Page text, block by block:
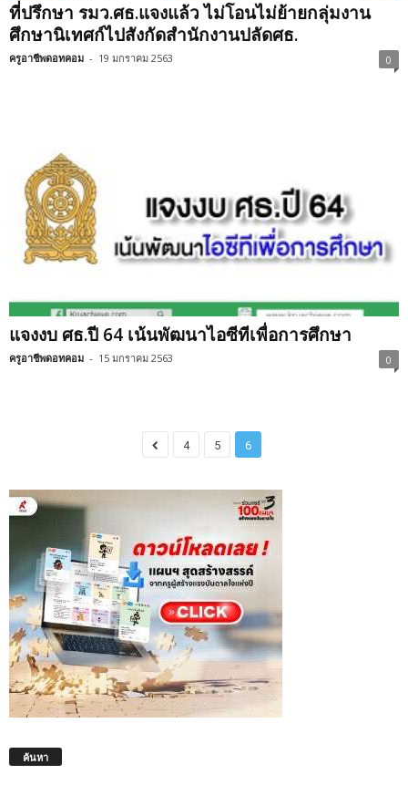
ที่ปรึกษา รมว.ศธ.แจงแล้ว ไม่โอนไม่ย้ายกลุ่มงาน
ศึกษานิเทศก์ไปสังกัดสำนักงานปลัดศธ.
ครูอาชีพดอทคอม - 19 มกราคม 2563 0
แจงงบ ศธ.ปี 64 เน้นพัฒนาไอซีทีเพื่อการศึกษา
ครูอาชีพดอทคอม - 15 มกราคม 2563 0
4 5 6
ค้นหา